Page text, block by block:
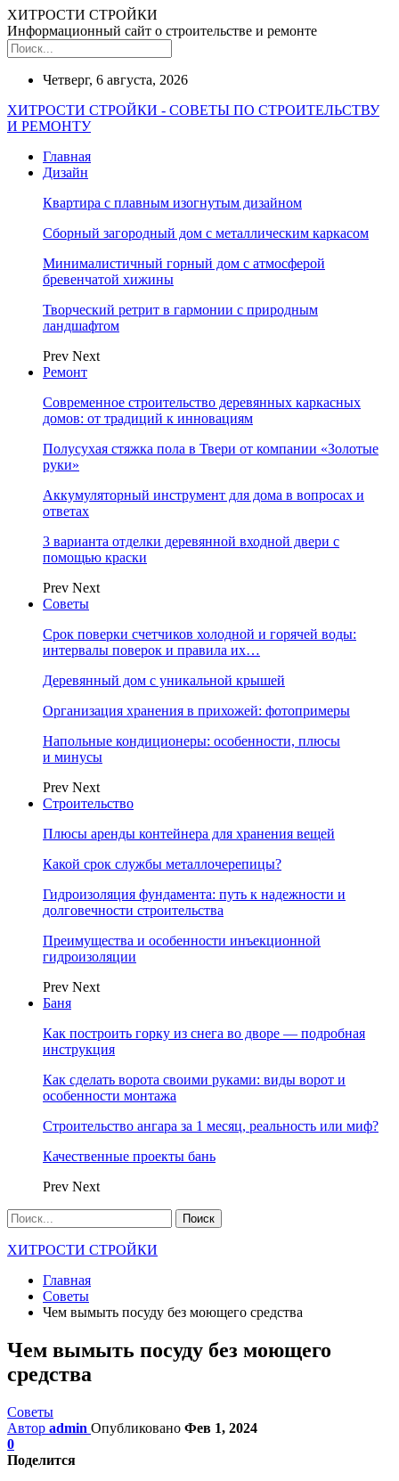
ХИТРОСТИ СТРОЙКИ
Информационный сайт о строительстве и ремонте
Четверг, 6 августа, 2026
ХИТРОСТИ СТРОЙКИ - СОВЕТЫ ПО СТРОИТЕЛЬСТВУ
И РЕМОНТУ
Главная
Дизайн
Квартира с плавным изогнутым дизайном
Сборный загородный дом с металлическим каркасом
Минималистичный горный дом с атмосферой
бревенчатой хижины
Творческий ретрит в гармонии с природным
ландшафтом
Prev Next
Ремонт
Современное строительство деревянных каркасных
домов: от традиций к инновациям
Полусухая стяжка пола в Твери от компании «Золотые
руки»
Аккумуляторный инструмент для дома в вопросах и
ответах
3 варианта отделки деревянной входной двери с
помощью краски
Prev Next
Советы
Срок поверки счетчиков холодной и горячей воды:
интервалы поверок и правила их…
Деревянный дом с уникальной крышей
Организация хранения в прихожей: фотопримеры
Напольные кондиционеры: особенности, плюсы
и минусы
Prev Next
Строительство
Плюсы аренды контейнера для хранения вещей
Какой срок службы металлочерепицы?
Гидроизоляция фундамента: путь к надежности и
долговечности строительства
Преимущества и особенности инъекционной
гидроизоляции
Prev Next
Баня
Как построить горку из снега во дворе — подробная
инструкция
Как сделать ворота своими руками: виды ворот и
особенности монтажа
Строительство ангара за 1 месяц, реальность или миф?
Качественные проекты бань
Prev Next
ХИТРОСТИ СТРОЙКИ
Главная
Советы
Чем вымыть посуду без моющего средства
Чем вымыть посуду без моющего
средства
Советы
Автор admin Опубликовано Фев 1, 2024
0
Поделится